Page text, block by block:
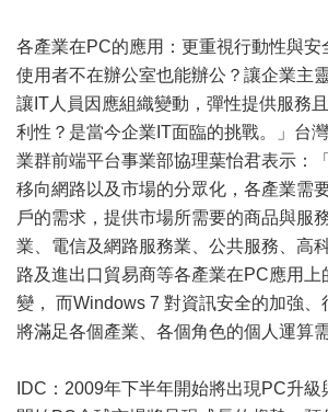
各產業在PC的應用：更重視行動性與安
使用者不在辦公室也能辦公？讓企業主
讓IT人員因應組織變動，彈性提供服務
利性？是當今企業IT面臨的挑戰。」台
業群前端平台事業部協理葉怡君表示：
移向網路以及市場的分眾化，各產業需
戶的需求，提供市場所需要的商品與服
業、電信及網路服務業、公共服務、高
路及進出口貿易商等各產業在PC應用上
變， 而Windows 7 對資訊安全的加強、
將滿足各個產業、各個角色的個人運算需
IDC：2009年下半年開始將出現PC升